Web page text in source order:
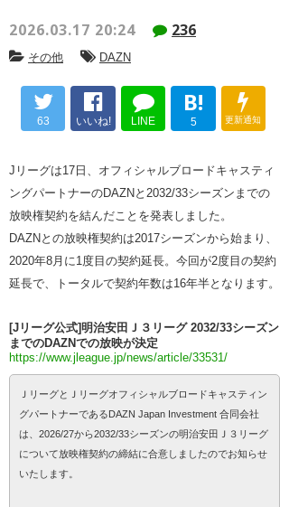
2026.03.17 20:24 236
その他 DAZN
63 いいね! LINE
B!
5 更新通知
Jリーグは17日、オフィシャルブロードキャスティ
ングパートナーのDAZNと2032/33シーズンまでの
放映権契約を結んだことを発表しました。
DAZNとの放映権契約は2017シーズンから始まり、
2020年8月に1度目の契約延長。今回が2度目の契約
延長で、トータルで契約年数は16年半となります。
[Jリーグ公式]明治安田Ｊ３リーグ 2032/33シーズン
までのDAZNでの放映が決定
https://www.jleague.jp/news/article/33531/
ＪリーグとＪリーグオフィシャルブロードキャスティン
グパートナーであるDAZN Japan Investment 合同会社
は、2026/27から2032/33シーズンの明治安田Ｊ３リーグ
について放映権契約の締結に合意しましたのでお知らせ
いたします。